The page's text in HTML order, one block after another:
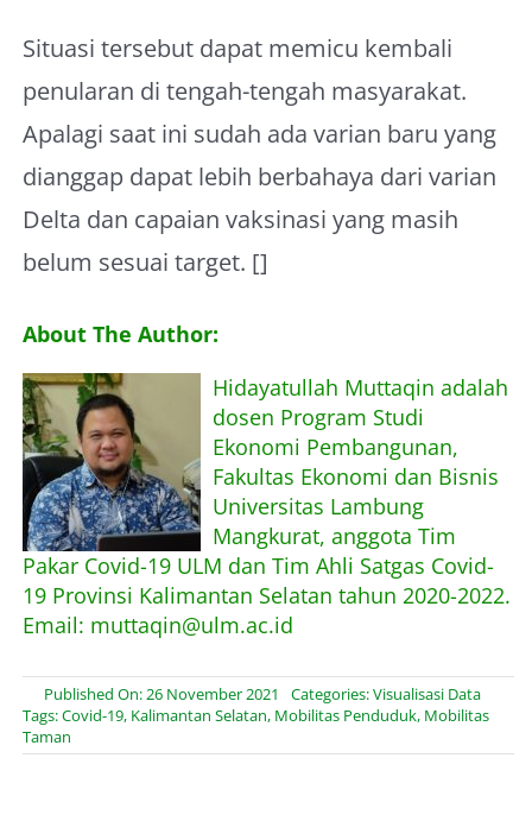
Situasi tersebut dapat memicu kembali
penularan di tengah-tengah masyarakat.
Apalagi saat ini sudah ada varian baru yang
dianggap dapat lebih berbahaya dari varian
Delta dan capaian vaksinasi yang masih
belum sesuai target. []
About The Author:
Hidayatullah Muttaqin adalah
dosen Program Studi
Ekonomi Pembangunan,
Fakultas Ekonomi dan Bisnis
Universitas Lambung
Mangkurat, anggota Tim
Pakar Covid-19 ULM dan Tim Ahli Satgas Covid-
19 Provinsi Kalimantan Selatan tahun 2020-2022.
Email: muttaqin@ulm.ac.id
Published On: 26 November 2021 Categories:Visualisasi Data
Tags:Covid-19, Kalimantan Selatan, Mobilitas Penduduk, Mobilitas
Taman